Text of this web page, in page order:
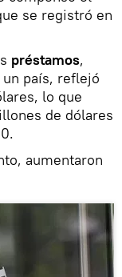
se registró en
préstamos,
país, reflejó
lo que
de dólares
aumentaron